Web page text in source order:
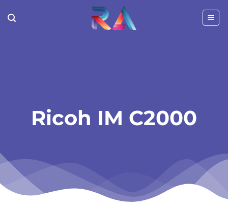
au
Ricoh IM C2000